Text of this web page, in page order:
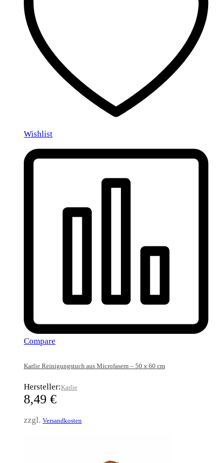
Wishlist
Compare
Karlie Reinigungstuch aus Microfasern – 50 x 60 cm
Hersteller:Karlie
8,49 €
zzgl. Versandkosten